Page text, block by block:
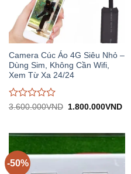
Camera Cúc Áo 4G Siêu Nhỏ –
Dùng Sim, Không Cần Wifi,
Xem Từ Xa 24/24
Được
0
5
3.600.000VND
Giá
1.800.000VNDGiá
-50%